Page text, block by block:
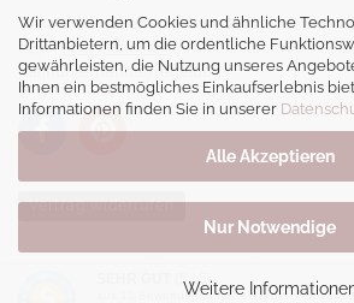
Wir verwenden Cookies und ähnliche
Drittanbietern, um die ordentliche
gewährleisten, die Nutzung unseres
Ihnen ein bestmögliches Einkaufserlebnis
Informationen finden Sie in unserer
Alle Akzeptieren
Nur Notwendige
Weitere
*Alle angegebenen Preise sind
zzgl. Versandkosten. Umsatzsteuerbefreit
Kleinunternehmerregelung.
Vertrag widerrufen
(5 / 5)
Bewertungen bei: ebay.de,